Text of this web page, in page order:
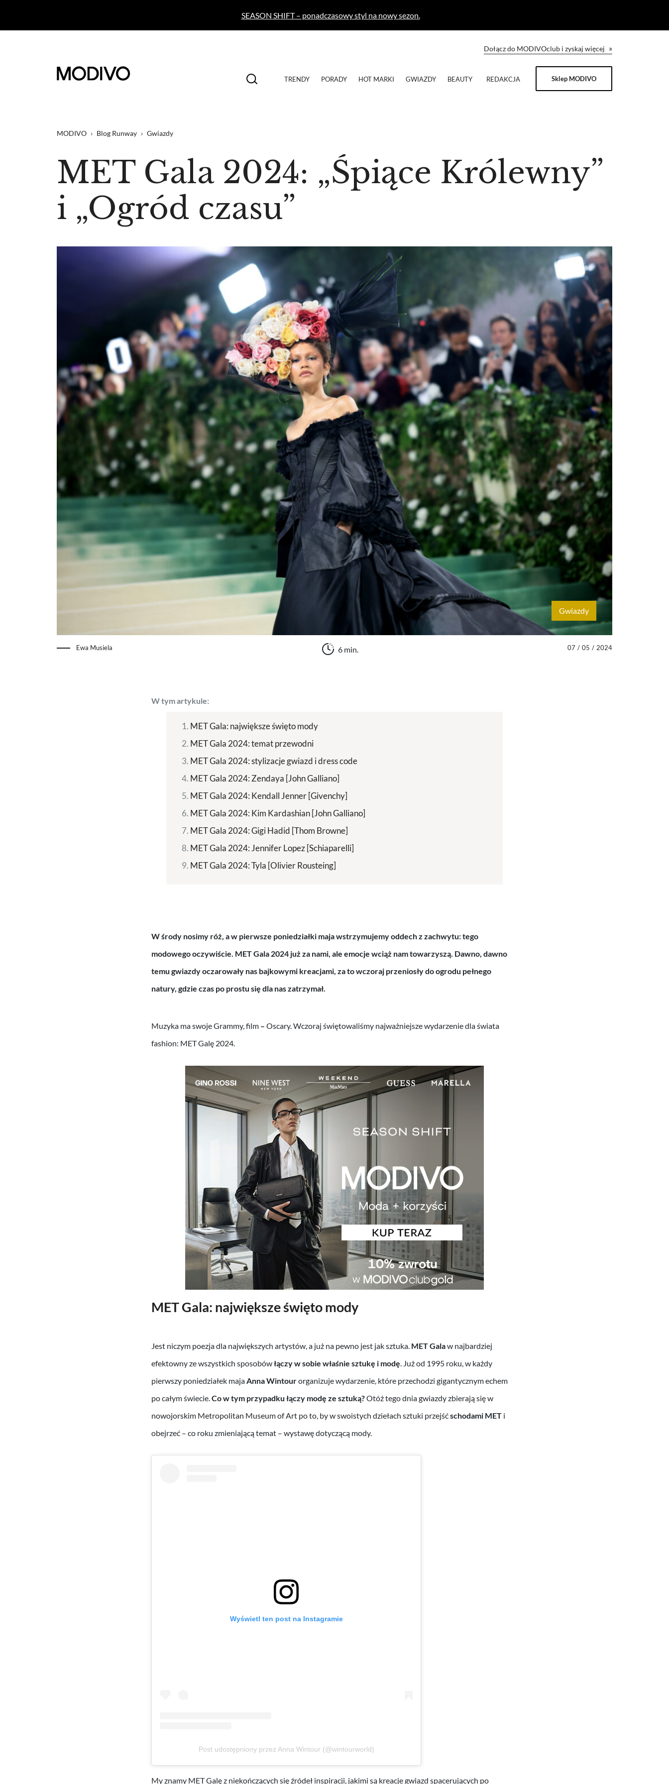
SEASON SHIFT – ponadczasowy styl na nowy sezon.
Dołącz do MODIVOclub i zyskaj więcej »
TRENDY PORADY HOT MARKI GWIAZDY BEAUTY REDAKCJA Sklep MODIVO
MODIVO › Blog Runway › Gwiazdy
MET Gala 2024: „Śpiące Królewny”
i „Ogród czasu”
Gwiazdy
Ewa Musiela 6 min. 07 / 05 / 2024
W tym artykule:
MET Gala: największe święto mody
MET Gala 2024: temat przewodni
MET Gala 2024: stylizacje gwiazd i dress code
MET Gala 2024: Zendaya [John Galliano]
MET Gala 2024: Kendall Jenner [Givenchy]
MET Gala 2024: Kim Kardashian [John Galliano]
MET Gala 2024: Gigi Hadid [Thom Browne]
MET Gala 2024: Jennifer Lopez [Schiaparelli]
MET Gala 2024: Tyla [Olivier Rousteing]
W środy nosimy róż, a w pierwsze poniedziałki maja wstrzymujemy oddech z zachwytu: tego
modowego oczywiście. MET Gala 2024 już za nami, ale emocje wciąż nam towarzyszą. Dawno, dawno
temu gwiazdy oczarowały nas bajkowymi kreacjami, za to wczoraj przeniosły do ogrodu pełnego
natury, gdzie czas po prostu się dla nas zatrzymał.
Muzyka ma swoje Grammy, film – Oscary. Wczoraj świętowaliśmy najważniejsze wydarzenie dla świata
fashion: MET Galę 2024.
MET Gala: największe święto mody
Jest niczym poezja dla największych artystów, a już na pewno jest jak sztuka. MET Galaw najbardziej
efektowny ze wszystkich sposobówłączy w sobie właśnie sztukę i modę. Już od 1995 roku, w każdy
pierwszy poniedziałek majaAnna Wintourorganizuje wydarzenie, które przechodzi gigantycznym echem
po całym świecie.Co w tym przypadku łączy modę ze sztuką?Otóż tego dnia gwiazdy zbierają się w
nowojorskim Metropolitan Museum of Art po to, by w swoistych dziełach sztuki przejśćschodami MET i
obejrzeć – co roku zmieniającą temat – wystawę dotyczącą mody.
Wyświetl ten post na Instagramie
Post udostępniony przez Anna Wintour (@wintourworld)
My znamy MET Galę z niekończących się źródeł inspiracji, jakimi są kreacje gwiazd spacerujących po